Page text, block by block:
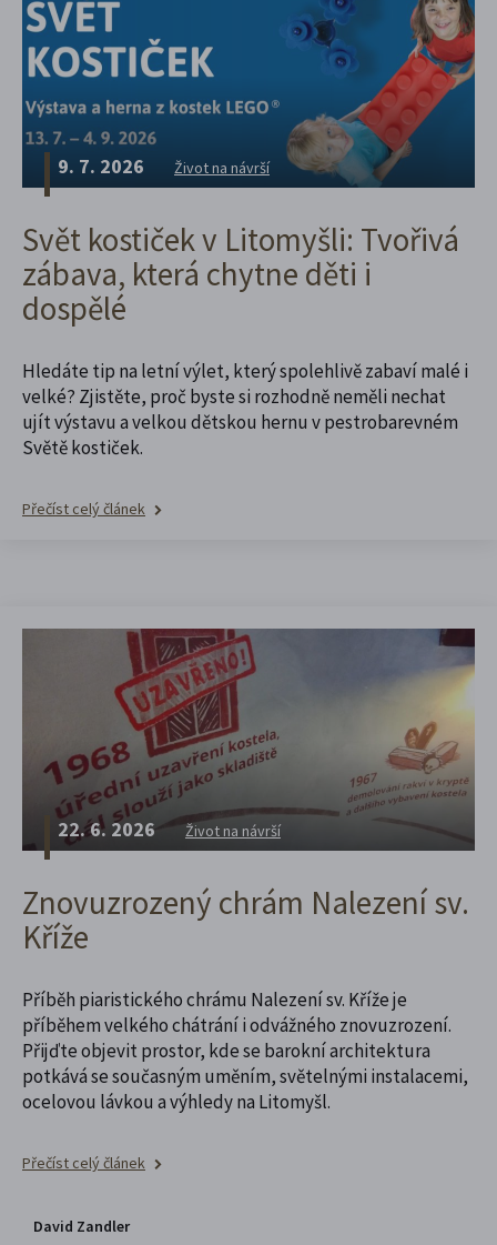
9. 7. 2026 Život na návrší
Svět kostiček v Litomyšli: Tvořivá
zábava, která chytne děti i
dospělé
Hledáte tip na letní výlet, který spolehlivě zabaví malé i
velké? Zjistěte, proč byste si rozhodně neměli nechat
ujít výstavu a velkou dětskou hernu v pestrobarevném
Světě kostiček.
Přečíst celý článek
22. 6. 2026 Život na návrší
Znovuzrozený chrám Nalezení sv.
Kříže
Příběh piaristického chrámu Nalezení sv. Kříže je
příběhem velkého chátrání i odvážného znovuzrození.
Přijďte objevit prostor, kde se barokní architektura
potkává se současným uměním, světelnými instalacemi,
ocelovou lávkou a výhledy na Litomyšl.
Přečíst celý článek
David Zandler